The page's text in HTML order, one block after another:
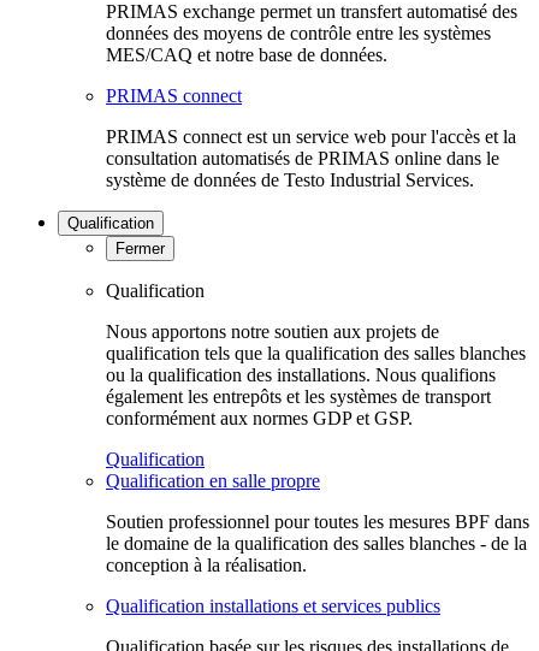
PRIMAS exchange permet un transfert automatisé des
données des moyens de contrôle entre les systèmes
MES/CAQ et notre base de données.
PRIMAS connect
PRIMAS connect est un service web pour l'accès et la
consultation automatisés de PRIMAS online dans le
système de données de Testo Industrial Services.
Qualification
Fermer
Qualification
Nous apportons notre soutien aux projets de
qualification tels que la qualification des salles blanches
ou la qualification des installations. Nous qualifions
également les entrepôts et les systèmes de transport
conformément aux normes GDP et GSP.
Qualification
Qualification en salle propre
Soutien professionnel pour toutes les mesures BPF dans
le domaine de la qualification des salles blanches - de la
conception à la réalisation.
Qualification installations et services publics
Qualification basée sur les risques des installations de